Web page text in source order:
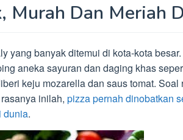
Murah Dan Meriah
yang banyak ditemui di kota-kota
aneka sayuran dan daging khas
keju mozarella dan saus tomat. Soal
inilah, pizza pernah dinobatkan
dunia.